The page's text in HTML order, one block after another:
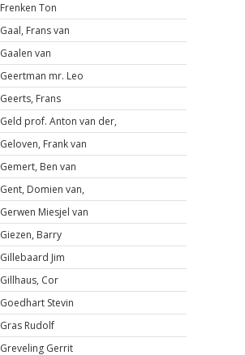
Frenken Ton
Gaal, Frans van
Gaalen van
Geertman mr. Leo
Geerts, Frans
Geld prof. Anton van der,
Geloven, Frank van
Gemert, Ben van
Gent, Domien van,
Gerwen Miesjel van
Giezen, Barry
Gillebaard Jim
Gillhaus, Cor
Goedhart Stevin
Gras Rudolf
Greveling Gerrit